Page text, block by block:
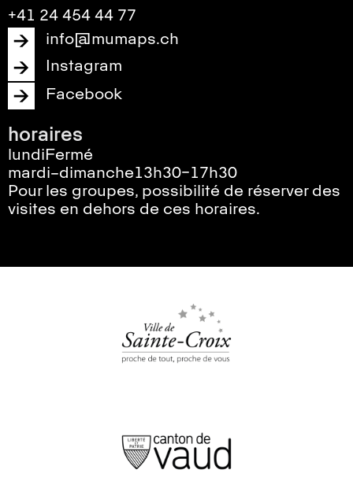
+41 24 454 44 77
info@mumaps.ch
Instagram
Facebook
horaires
lundi Fermé
mardi–dimanche13h30–17h30
Pour les groupes, possibilité de réserver des
visites en dehors de ces horaires.